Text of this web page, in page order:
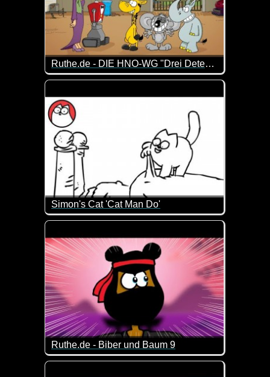
Ruthe.de - DIE HNO-WG "Drei Detektive und ein verschwundener Graf"
"Die HNO-WG" kennen wir ja bereits von
Simon's Cat 'Cat Man Do'
Das kennen wohl viele Katzenbesitzer. Wenn die
Ruthe.de - Biber und Baum 9
Es ist der Jahrhunderte alte Kampf "Nager gegen